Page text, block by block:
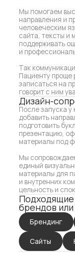
добавить
подготовить
презентацию,
материалы под
Мы сопровождаем
единый
и внутренних
цельность и
Подходящие
брендов или
Брендинг
Сайты